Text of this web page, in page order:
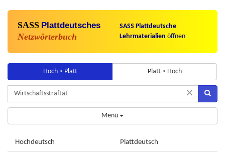
SASS Plattdeutsches
Netzwörterbuch
SASS Plattdeutsche
Lehrmaterialien öffnen
Hoch > Platt Platt > Hoch
×
Menü
Hochdeutsch Plattdeutsch